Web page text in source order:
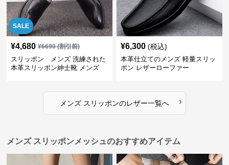
SALE
¥4,680 ¥6690(割引前)
スリッポン メンズ 洗練された
本革スリッポン紳士靴 メンズ
¥6,300 (税込)
本革仕立てのメンズ 軽量スリッ
ポン レザーローファー
メンズ スリッポンのレザー一覧へ ›
メンズ スリッポンメッシュのおすすめアイテム